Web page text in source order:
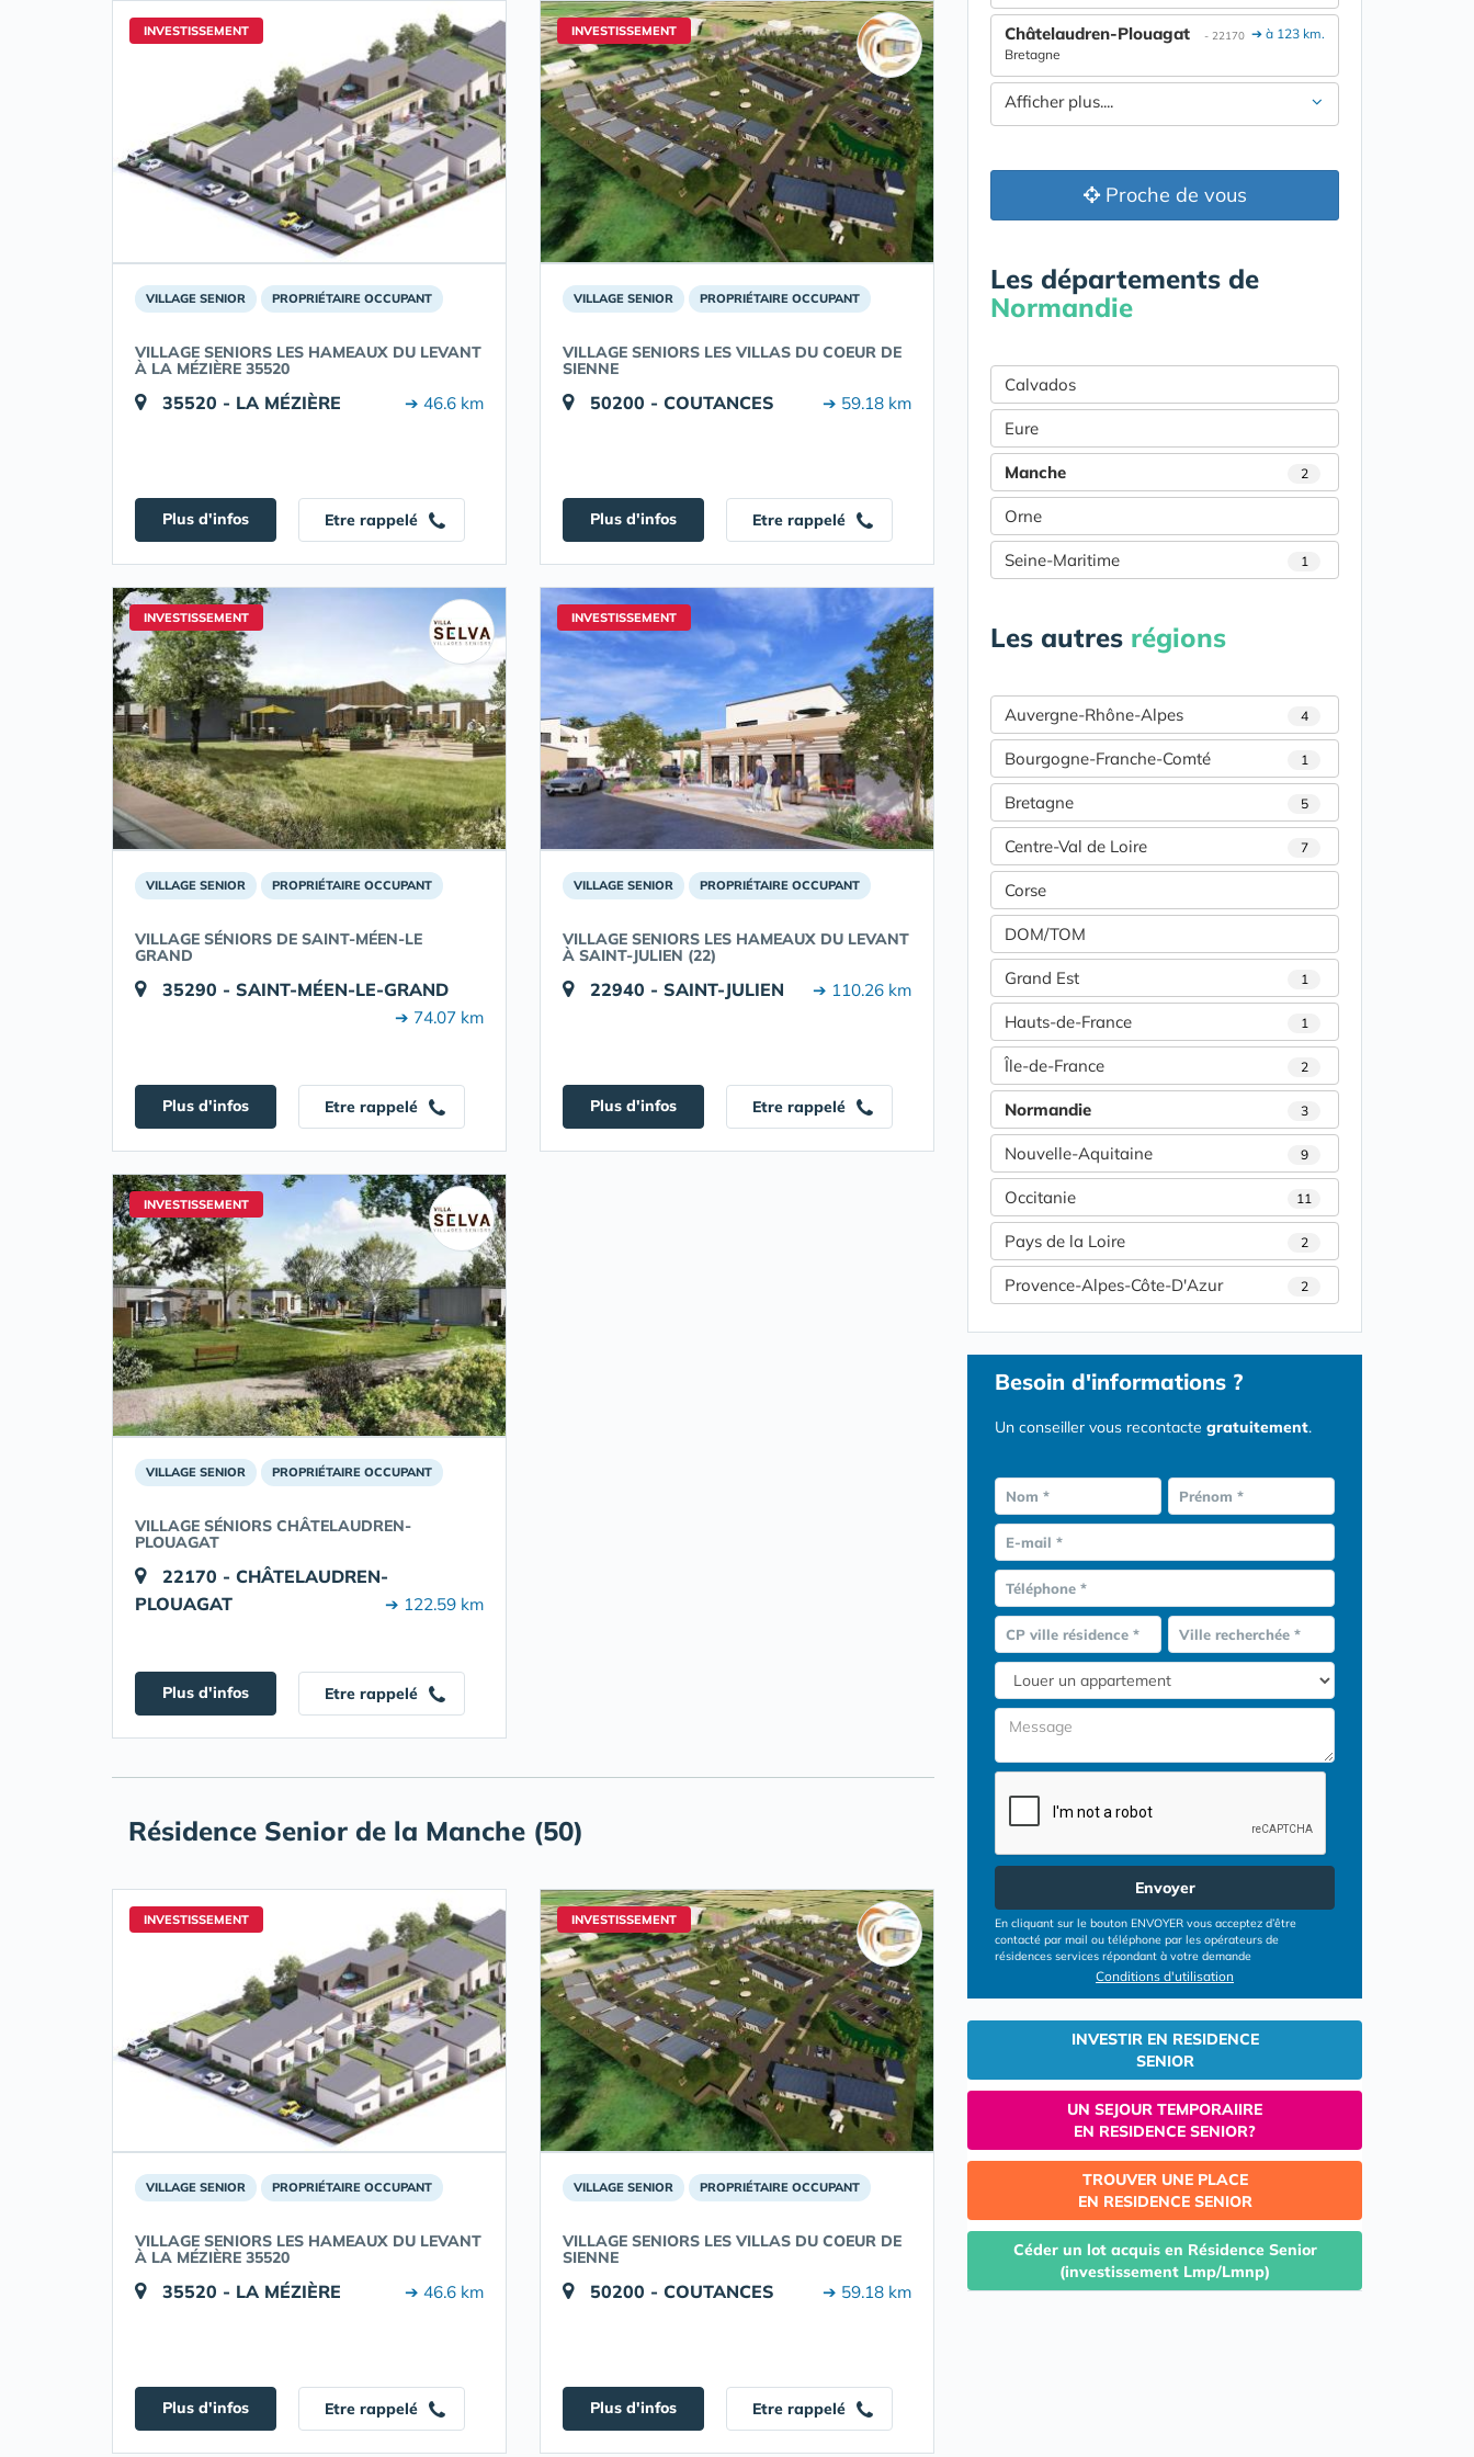
INVESTISSEMENT
VILLAGE SENIOR PROPRIÉTAIRE OCCUPANT
VILLAGE SENIORS LES HAMEAUX DU LEVANT
À LA MÉZIÈRE 35520
35520 - LA MÉZIÈRE ➔ 46.6 km
Plus d'infos Etre rappelé
INVESTISSEMENT
VILLAGE SENIOR PROPRIÉTAIRE OCCUPANT
VILLAGE SENIORS LES VILLAS DU COEUR DE
SIENNE
50200 - COUTANCES ➔ 59.18 km
Plus d'infos Etre rappelé
INVESTISSEMENT
VILLAGE SENIOR PROPRIÉTAIRE OCCUPANT
VILLAGE SÉNIORS DE SAINT-MÉEN-LE
GRAND
35290 - SAINT-MÉEN-LE-GRAND
➔ 74.07 km
Plus d'infos Etre rappelé
INVESTISSEMENT
VILLAGE SENIOR PROPRIÉTAIRE OCCUPANT
VILLAGE SENIORS LES HAMEAUX DU LEVANT
À SAINT-JULIEN (22)
22940 - SAINT-JULIEN ➔ 110.26 km
Plus d'infos Etre rappelé
INVESTISSEMENT
VILLAGE SENIOR PROPRIÉTAIRE OCCUPANT
VILLAGE SÉNIORS CHÂTELAUDREN-
PLOUAGAT
22170 - CHÂTELAUDREN-
PLOUAGAT
➔ 122.59 km
Plus d'infos Etre rappelé
Résidence Senior de la Manche (50)
INVESTISSEMENT
VILLAGE SENIOR PROPRIÉTAIRE OCCUPANT
VILLAGE SENIORS LES HAMEAUX DU LEVANT
À LA MÉZIÈRE 35520
35520 - LA MÉZIÈRE ➔ 46.6 km
Plus d'infos Etre rappelé
INVESTISSEMENT
VILLAGE SENIOR PROPRIÉTAIRE OCCUPANT
VILLAGE SENIORS LES VILLAS DU COEUR DE
SIENNE
50200 - COUTANCES ➔ 59.18 km
Plus d'infos Etre rappelé
➔ à 123 km.
Châtelaudren-Plouagat - 22170
Bretagne
Afficher plus....
Proche de vous
Les départements de
Normandie
Calvados
Eure
Manche 2
Orne
Seine-Maritime 1
Les autres régions
Auvergne-Rhône-Alpes 4
Bourgogne-Franche-Comté 1
Bretagne 5
Centre-Val de Loire 7
Corse
DOM/TOM
Grand Est 1
Hauts-de-France 1
Île-de-France 2
Normandie 3
Nouvelle-Aquitaine 9
Occitanie 11
Pays de la Loire 2
Provence-Alpes-Côte-D'Azur 2
Besoin d'informations ?
Un conseiller vous recontacte gratuitement.
Nom * Prénom *
E-mail *
Téléphone *
CP ville résidence * Ville recherchée *
Envoyer
En cliquant sur le bouton ENVOYER vous acceptez d’être
contacté par mail ou téléphone par les opérateurs de
résidences services répondant à votre demande
Conditions d'utilisation
INVESTIR EN RESIDENCE
SENIOR
UN SEJOUR TEMPORAIIRE
EN RESIDENCE SENIOR?
TROUVER UNE PLACE
EN RESIDENCE SENIOR
Céder un lot acquis en Résidence Senior
(investissement Lmp/Lmnp)